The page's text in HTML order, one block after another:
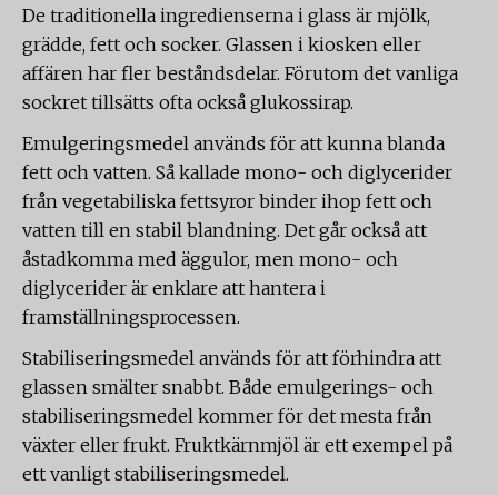
De traditionella ingredienserna i glass är mjölk,
grädde, fett och socker. Glassen i kiosken eller
affären har fler beståndsdelar. Förutom det vanliga
sockret tillsätts ofta också glukossirap.
Emulgeringsmedel används för att kunna blanda
fett och vatten. Så kallade mono- och diglycerider
från vegetabiliska fettsyror binder ihop fett och
vatten till en stabil blandning. Det går också att
åstadkomma med äggulor, men mono- och
diglycerider är enklare att hantera i
framställningsprocessen.
Stabiliseringsmedel används för att förhindra att
glassen smälter snabbt. Både emulgerings- och
stabiliseringsmedel kommer för det mesta från
växter eller frukt. Fruktkärnmjöl är ett exempel på
ett vanligt stabiliseringsmedel.